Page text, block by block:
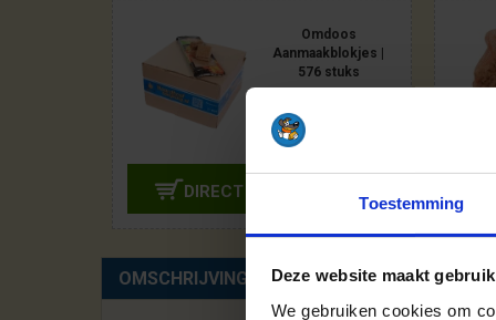
Toestemming
Deze website maakt
We gebruiken cookies om
Omdoos
Aanmaakblokjes |
576 stuks
DIRECT BIJBESTELLEN
OMSCHRIJVING SPECIFICATIES